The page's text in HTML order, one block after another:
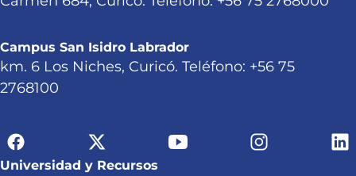
Campus San Isidro Labrador
km. 6 Los Niches, Curicó. Teléfono: +56 75
2768100
Universidad y Recursos